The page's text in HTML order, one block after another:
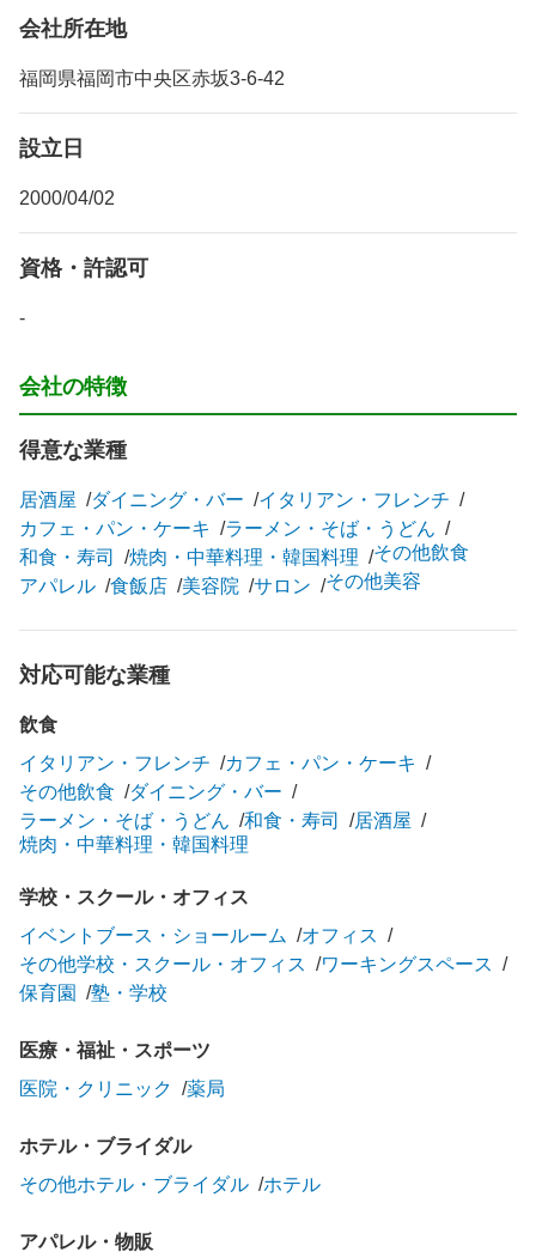
会社所在地
福岡県福岡市中央区赤坂3-6-42
設立日
2000/04/02
資格・許認可
-
会社の特徴
得意な業種
居酒屋 ダイニング・バー
イタリアン・フレンチ
カフェ・パン・ケーキ
ラーメン・そば・うどん
和食・寿司
焼肉・中華料理・韓国料理
その他飲食
アパレル
食飯店 美容院 サロン その他美容
対応可能な業種
飲食
イタリアン・フレンチ
カフェ・パン・ケーキ
その他飲食
ダイニング・バー
ラーメン・そば・うどん
和食・寿司
居酒屋
焼肉・中華料理・韓国料理
学校・スクール・オフィス
イベントブース・ショールーム
オフィス
その他学校・スクール・オフィス
ワーキングスペース
保育園
塾・学校
医療・福祉・スポーツ
医院・クリニック
薬局
ホテル・ブライダル
その他ホテル・ブライダル
ホテル
アパレル・物販